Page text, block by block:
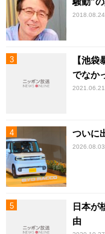
2018.08.24
【池
でなか
2021.06.21
ついに
2026.08.03
日本が
由